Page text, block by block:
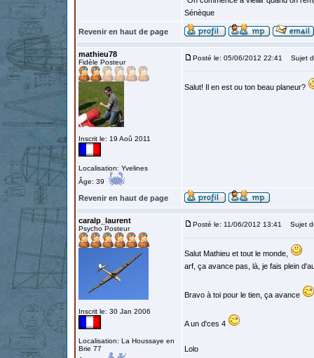
Sénèque
Revenir en haut de page
mathieu78
Fidèle Posteur
Inscrit le: 19 Aoû 2011
Localisation: Yvelines
Âge: 39
Posté le: 05/06/2012 22:41 Sujet
Salut! Il en est ou ton beau planeur?
Revenir en haut de page
caralp_laurent
Psycho Posteur
Inscrit le: 30 Jan 2006
Localisation: La Houssaye en
Brie 77
Posté le: 11/06/2012 13:41 Sujet
Salut Mathieu et tout le monde,
arf, ça avance pas, là, je fais plein
Bravo à toi pour le tien, ça avance
A un d'ces 4
Lolo